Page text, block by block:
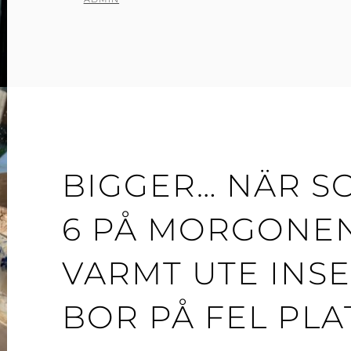
BIGGER… NÄR
6 PÅ
VARMT UTE
BOR PÅ FEL